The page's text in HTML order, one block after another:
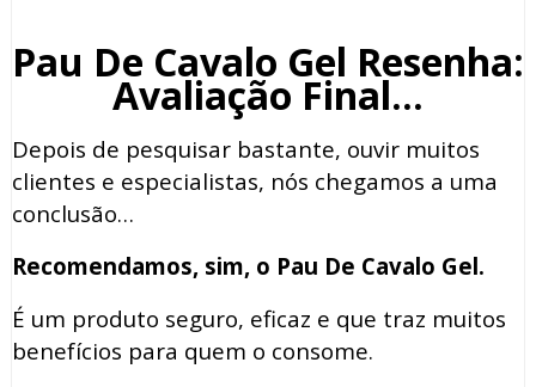
Pau De Cavalo Gel Resenha:
Avaliação Final…
Depois de pesquisar bastante, ouvir muitos
clientes e especialistas, nós chegamos a uma
conclusão…
Recomendamos, sim, o Pau De Cavalo Gel.
É um produto seguro, eficaz e que traz muitos
benefícios para quem o consome.